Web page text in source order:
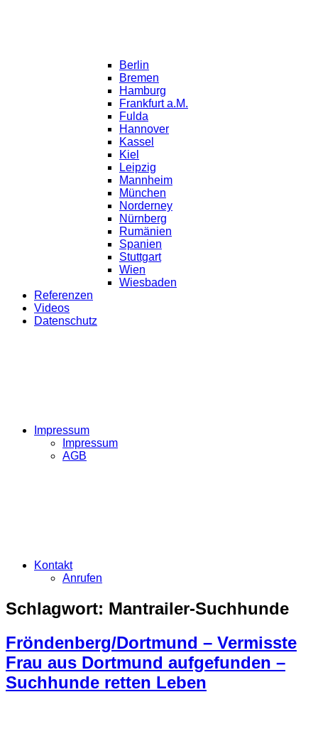
Berlin
Bremen
Hamburg
Frankfurt a.M.
Fulda
Hannover
Kassel
Kiel
Leipzig
Mannheim
München
Norderney
Nürnberg
Rumänien
Spanien
Stuttgart
Wien
Wiesbaden
Referenzen
Videos
Datenschutz
Impressum
Impressum
AGB
Kontakt
Anrufen
Schlagwort: Mantrailer-Suchhunde
Fröndenberg/Dortmund – Vermisste
Frau aus Dortmund aufgefunden –
Suchhunde retten Leben